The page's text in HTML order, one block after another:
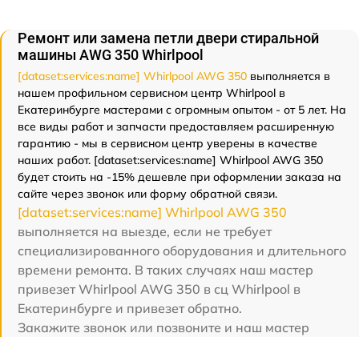
Ремонт или замена петли двери стиральной
машины AWG 350 Whirlpool
[dataset:services:name] Whirlpool AWG 350 выполняется в
нашем профильном сервисном центр Whirlpool в
Екатеринбурге мастерами с огромным опытом - от 5 лет. На
все виды работ и запчасти предоставляем расширенную
гарантию - мы в сервисном центр уверены в качестве
наших работ. [dataset:services:name] Whirlpool AWG 350
будет стоить на -15% дешевле при оформлении заказа на
сайте через звонок или форму обратной связи.
[dataset:services:name] Whirlpool AWG 350
выполняется на выезде, если не требует
специализированного оборудования и длительного
времени ремонта. В таких случаях наш мастер
привезет Whirlpool AWG 350 в сц Whirlpool в
Екатеринбурге и привезет обратно.
Закажите звонок или позвоните и наш мастер